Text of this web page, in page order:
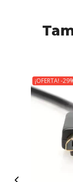
¡OFERTA! -